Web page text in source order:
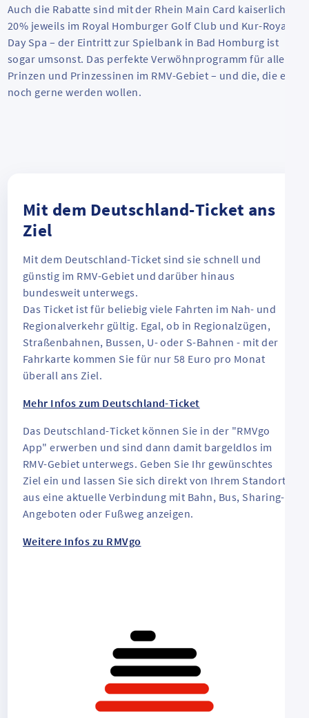
Auch die Rabatte sind mit der Rhein Main Card kaiserlich:
20% jeweils im Royal Homburger Golf Club und Kur-Royal
Day Spa – der Eintritt zur Spielbank in Bad Homburg ist
sogar umsonst. Das perfekte Verwöhnprogramm für alle
Prinzen und Prinzessinen im RMV-Gebiet – und die, die es
noch gerne werden wollen.
Mit dem Deutschland-Ticket ans
Ziel
Mit dem Deutschland-Ticket sind sie schnell und
günstig im RMV-Gebiet und darüber hinaus
bundesweit unterwegs.
Das Ticket ist für beliebig viele Fahrten im Nah- und
Regionalverkehr gültig. Egal, ob in Regionalzügen,
Straßenbahnen, Bussen, U- oder S-Bahnen - mit der
Fahrkarte kommen Sie für nur 58 Euro pro Monat
überall ans Ziel.
Mehr Infos zum Deutschland-Ticket
Das Deutschland-Ticket können Sie in der "RMVgo
App" erwerben und sind dann damit bargeldlos im
RMV-Gebiet unterwegs. Geben Sie Ihr gewünschtes
Ziel ein und lassen Sie sich direkt von Ihrem Standort
aus eine aktuelle Verbindung mit Bahn, Bus, Sharing-
Angeboten oder Fußweg anzeigen.
Weitere Infos zu RMVgo